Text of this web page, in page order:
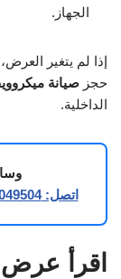
الجهاز.
إذا لم يتغير
حجز صيانة
الداخلية.
اتصل: 01008049504
اقرأ عرض